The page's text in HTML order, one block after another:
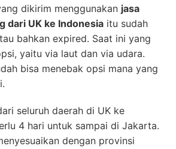
dikirim menggunakan jasa
dari UK ke Indonesia itu sudah
bahkan expired. Saat ini yang
yaitu via laut dan via udara.
bisa menebak opsi mana yang
seluruh daerah di UK ke
4 hari untuk sampai di Jakarta.
dengan provinsi